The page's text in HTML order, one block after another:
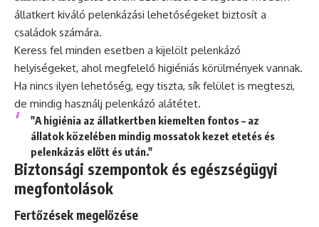
állatkert kiváló pelenkázási lehetőségeket biztosít a
családok számára.
Keress fel minden esetben a kijelölt pelenkázó
helyiségeket, ahol megfelelő higiéniás körülmények vannak.
Ha nincs ilyen lehetőség, egy tiszta, sík felület is megteszi,
de mindig használj pelenkázó alátétet.
"A higiénia az állatkertben kiemelten fontos – az
állatok közelében mindig mossatok kezet etetés és
pelenkázás előtt és után."
Biztonsági szempontok és egészségügyi
megfontolások
Fertőzések megelőzése